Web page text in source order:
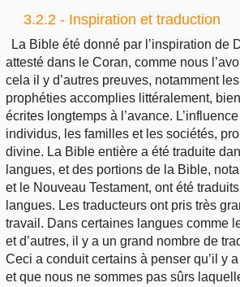
3.2.2 - Inspiration et traduction
La Bible été donné par l’inspiration de
attesté dans le Coran, comme nous
cela il y d’autres preuves, notamment
prophéties accomplies littéralement,
écrites longtemps à l’avance.
individus, les familles et les sociétés,
divine. La Bible entière a été traduite
langues, et des portions de la Bible,
et le Nouveau Testament, ont été
langues. Les traducteurs ont pris très
travail. Dans certaines langues comme
et d’autres, il y a un grand nombre de
Ceci a conduit certains à penser qu’il y
et que nous ne sommes pas sûrs